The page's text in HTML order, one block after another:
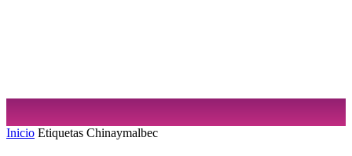
Sabrina Cuculiansky
Inicio Etiquetas Chinaymalbec